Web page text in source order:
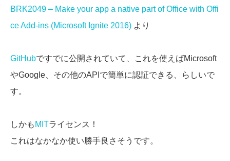
BRK2049 – Make your app a native part of Office with Offi
ce Add-ins (Microsoft Ignite 2016) より
GitHubですでに公開されていて、これを使えばMicrosoft
やGoogle、その他のAPIで簡単に認証できる、らしいで
す。
しかも MITライセンス！
これはなかなか使い勝手良さそうです。